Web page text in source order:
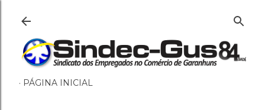
Pular para o conteúdo
PÁGINA INICIAL